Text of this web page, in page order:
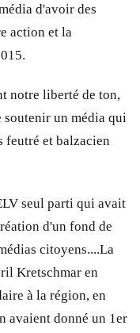
d'avoir des
action et la
notre liberté de ton,
soutenir un média qui
feutré et balzacien
seul parti qui avait
d'un fond de
citoyens....La
Kretschmar en
à la région, en
avaient donné un 1er